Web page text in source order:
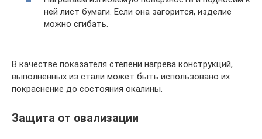
ней лист бумаги. Если она загорится, изделие
можно сгибать.
В качестве показателя степени нагрева конструкций,
выполненных из стали может быть использовано их
покраснение до состояния окалины.
Защита от овализации